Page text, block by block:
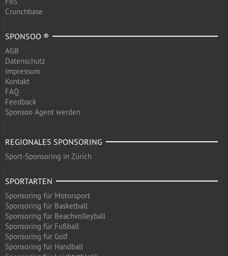
Crunchbase
SPONSOO ®
AGB
Datenschutz
Impressum
Kontakt
FAQ
Feedback
Sponsoo Agent werden
REGIONALES SPONSORING
Sport-Sponsoring in Zürich
SPORTARTEN
Sponsoring für Motorsport
Sponsoring für Basketball
Sponsoring für Beachvolleyball
Sponsoring für Fußball
Sponsoring für Golf
Sponsoring für Handball